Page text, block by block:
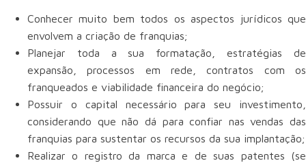
Conhecer muito bem todos os aspectos jurídicos que
envolvem a criação de franquias;
Planejar toda a sua formatação, estratégias de
expansão, processos em rede, contratos com os
franqueados e viabilidade financeira do negócio;
Possuir o capital necessário para seu investimento,
considerando que não dá para confiar nas vendas das
franquias para sustentar os recursos da sua implantação;
Realizar o registro da marca e de suas patentes (se